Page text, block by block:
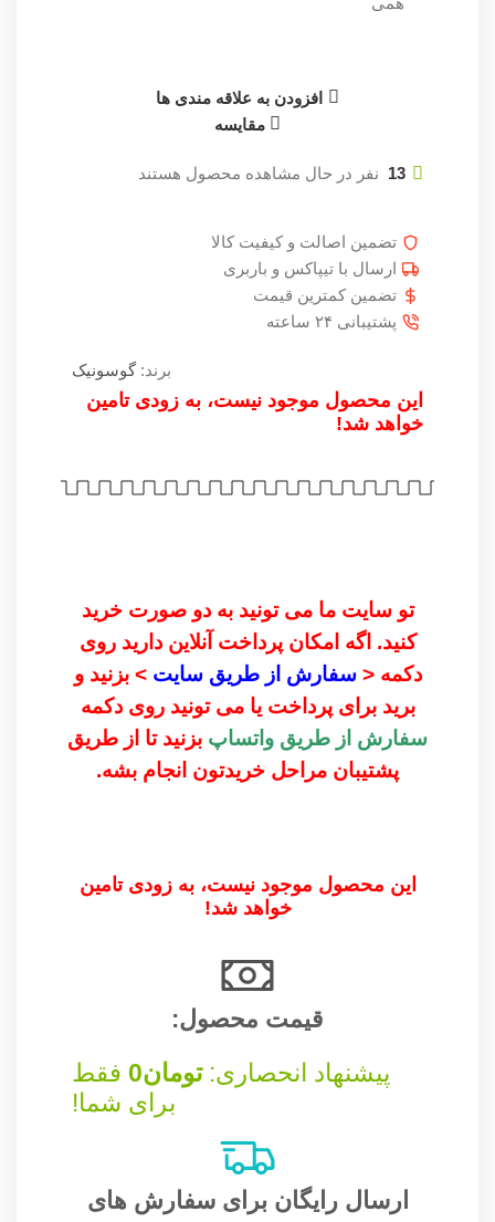
افزودن به علاقه مندی ها
مقایسه
13 نفر در حال مشاهده محصول هستند
تضمین اصالت و کیفیت کالا
ارسال با تیپاکس و باربری
تضمین کمترین قیمت
پشتیبانی ۲۴ ساعته
برند:گوسونیک
این محصول موجود نیست، به زودی تامین
خواهد شد!
تو سایت ما می تونید به دو صورت خرید
کنید. اگه امکان پرداخت آنلاین دارید روی
دکمه <سفارش از طریق سایت> بزنید و
برید برای پرداخت یا می تونید روی دکمه
سفارش از طریق واتساپ بزنید تا از طریق
پشتیبان مراحل خریدتون انجام بشه.
این محصول موجود نیست، به زودی تامین
خواهد شد!
قیمت محصول:​
پیشنهاد انحصاری:تومان0 فقط
برای شما!
ارسال رایگان برای سفارش های